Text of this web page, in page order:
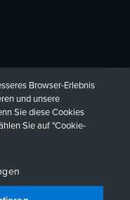
日本語
Browser-Erlebnis
und unsere
Sie diese Cookies
Sie auf "Cookie-